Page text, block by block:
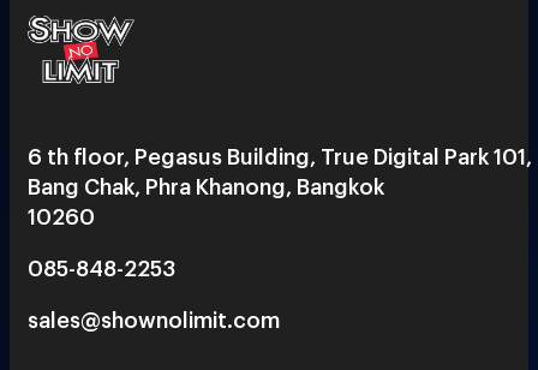
6 th floor, Pegasus Building, True Digital Park 101,
Bang Chak, Phra Khanong, Bangkok
10260
085-848-2253
sales@shownolimit.com